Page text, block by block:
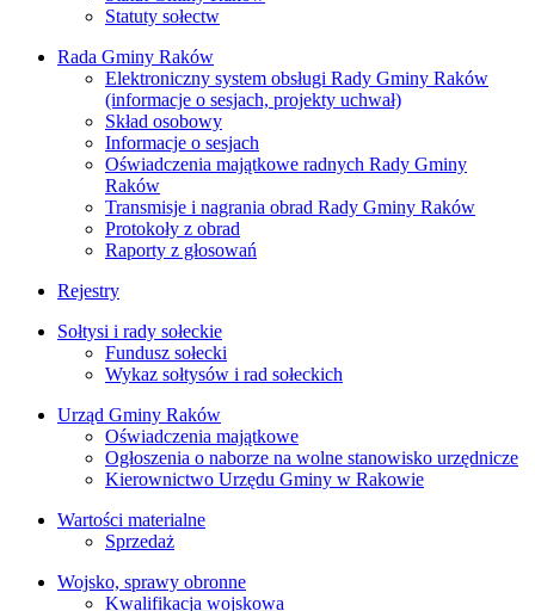
Statuty sołectw
Rada Gminy Raków
Elektroniczny system obsługi Rady Gminy Raków
(informacje o sesjach, projekty uchwał)
Skład osobowy
Informacje o sesjach
Oświadczenia majątkowe radnych Rady Gminy
Raków
Transmisje i nagrania obrad Rady Gminy Raków
Protokoły z obrad
Raporty z głosowań
Rejestry
Sołtysi i rady sołeckie
Fundusz sołecki
Wykaz sołtysów i rad sołeckich
Urząd Gminy Raków
Oświadczenia majątkowe
Ogłoszenia o naborze na wolne stanowisko urzędnicze
Kierownictwo Urzędu Gminy w Rakowie
Wartości materialne
Sprzedaż
Wojsko, sprawy obronne
Kwalifikacja wojskowa